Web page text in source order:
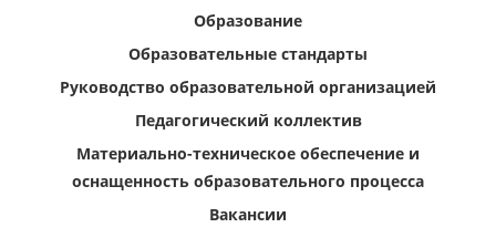
Образование
Образовательные стандарты
Руководство образовательной организацией
Педагогический коллектив
Материально-техническое обеспечение и
оснащенность образовательного процесса
Вакансии